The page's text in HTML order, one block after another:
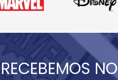
RECEBEMOS